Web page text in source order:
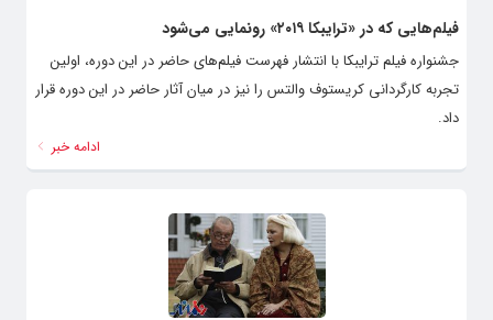
فیلم‌هایی که در «ترایبکا ۲۰۱۹» رونمایی می‌شود
جشنواره فیلم ترایبکا با انتشار فهرست فیلم‌های حاضر در این دوره، اولین
تجربه کارگردانی کریستوف والتس را نیز در میان آثار حاضر در این دوره قرار
داد.
ادامه خبر